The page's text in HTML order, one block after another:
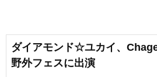
ダイアモンド☆ユカイ、
野外フェスに出演